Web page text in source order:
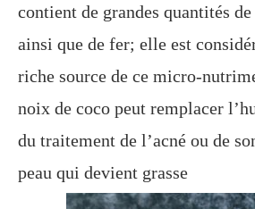
contient de grandes quantités
ainsi que de fer; elle est
riche source de ce micro-
noix de coco peut remplacer
du traitement de l’acné ou de
peau qui devient grasse